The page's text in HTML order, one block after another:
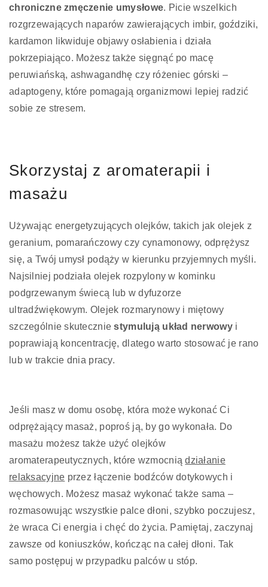
chroniczne zmęczenie umysłowe. Picie wszelkich
rozgrzewających naparów zawierających imbir, goździki,
kardamon likwiduje objawy osłabienia i działa
pokrzepiająco. Możesz także sięgnąć po macę
peruwiańską, ashwagandhę czy różeniec górski –
adaptogeny, które pomagają organizmowi lepiej radzić
sobie ze stresem.
Skorzystaj z aromaterapii i
masażu
Używając energetyzujących olejków, takich jak olejek z
geranium, pomarańczowy czy cynamonowy, odprężysz
się, a Twój umysł podąży w kierunku przyjemnych myśli.
Najsilniej podziała olejek rozpylony w kominku
podgrzewanym świecą lub w dyfuzorze
ultradźwiękowym. Olejek rozmarynowy i miętowy
szczególnie skuteczniestymulują układ nerwowyi
poprawiają koncentrację, dlatego warto stosować je rano
lub w trakcie dnia pracy.
Jeśli masz w domu osobę, która może wykonać Ci
odprężający masaż, poproś ją, by go wykonała. Do
masażu możesz także użyć olejków
aromaterapeutycznych, które wzmocniądziałanie
relaksacyjne przez łączenie bodźców dotykowych i
węchowych. Możesz masaż wykonać także sama –
rozmasowując wszystkie palce dłoni, szybko poczujesz,
że wraca Ci energia i chęć do życia. Pamiętaj, zaczynaj
zawsze od koniuszków, kończąc na całej dłoni. Tak
samo postępuj w przypadku palców u stóp.